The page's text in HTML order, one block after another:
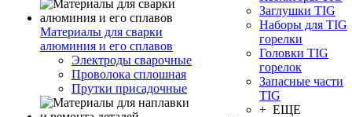
Материалы для сварки
алюминия и его сплавов
Электроды сварочные
Проволока сплошная
Прутки присадочные
Заглушки TIG
Наборы для TIG
горелки
Головки TIG
горелок
Запасные части
TIG
+ ЕЩЕ